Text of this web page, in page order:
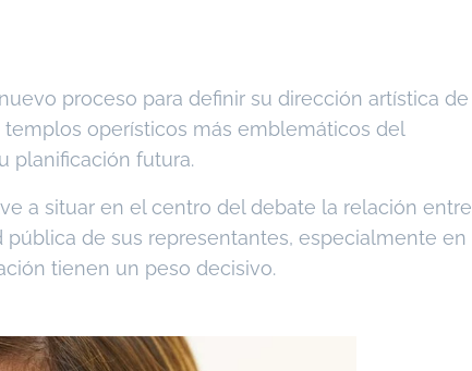
proceso para definir su dirección artística de
operísticos más emblemáticos del
planificación futura.
a situar en el centro del debate la relación entre
de sus representantes, especialmente en
tienen un peso decisivo.